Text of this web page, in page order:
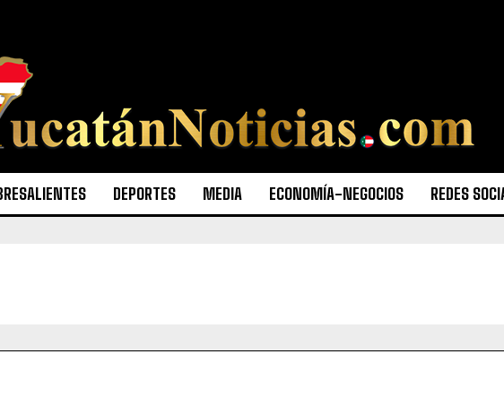
DEPORTES MEDIA ECONOMÍA-NEGOCIOS REDES